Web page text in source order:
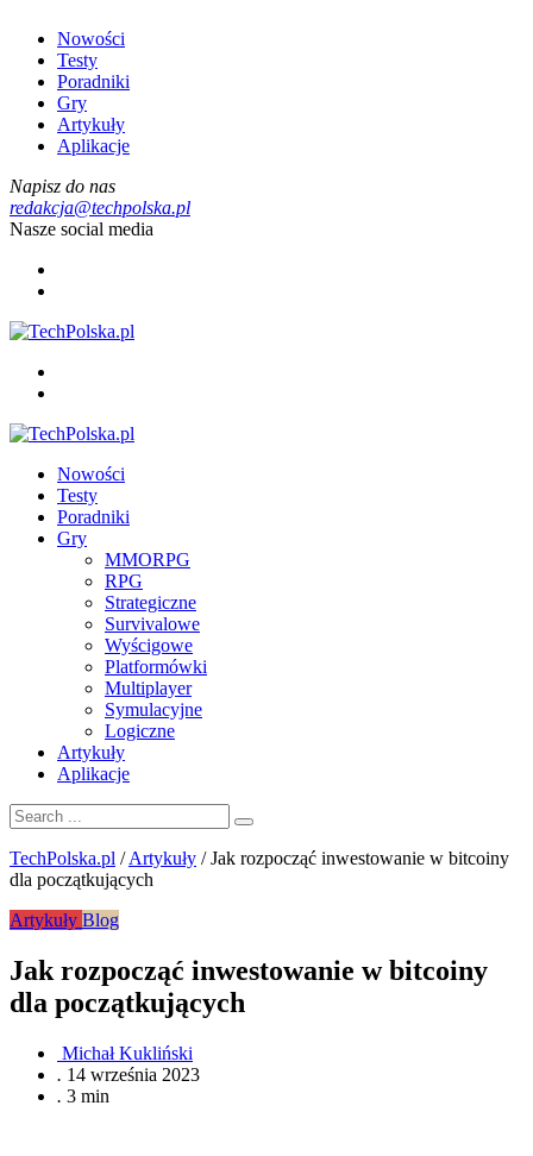
Nowości
Testy
Poradniki
Gry
Artykuły
Aplikacje
Napisz do nas
redakcja@techpolska.pl
Nasze social media
Nowości
Testy
Poradniki
Gry
MMORPG
RPG
Strategiczne
Survivalowe
Wyścigowe
Platformówki
Multiplayer
Symulacyjne
Logiczne
Artykuły
Aplikacje
TechPolska.pl /Artykuły /Jak rozpocząć inwestowanie w bitcoiny
dla początkujących
Artykuły Blog
Jak rozpocząć inwestowanie w bitcoiny
dla początkujących
Michał Kukliński
. 14 września 2023
. 3 min